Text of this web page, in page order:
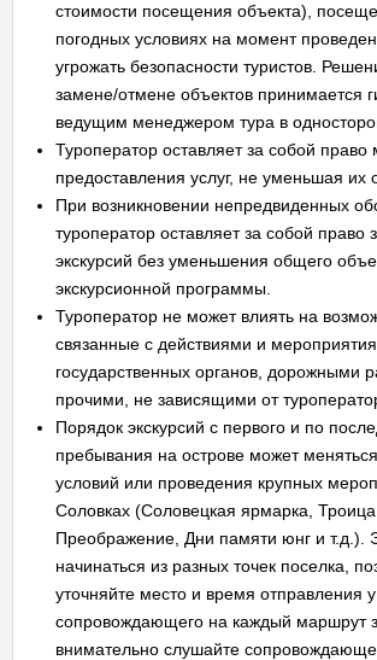
стоимости посещения объекта),
погодных условиях на момент
угрожать безопасности туристов.
замене/отмене объектов принимается
ведущим менеджером тура в
Туроператор оставляет за собой право
предоставления услуг, не уменьшая их
При возникновении непредвиденных
туроператор оставляет за собой право
экскурсий без уменьшения общего
экскурсионной программы.
Туроператор не может влиять на
связанные с действиями и
государственных органов, дорожными
прочими, не зависящими от
Порядок экскурсий с первого и по
пребывания на острове может
условий или проведения крупных
Соловках (Соловецкая ярмарка, Троица,
Преображение, Дни памяти юнг и т.д.).
начинаться из разных точек поселка,
уточняйте место и время отправления
сопровождающего на каждый маршрут
внимательно слушайте